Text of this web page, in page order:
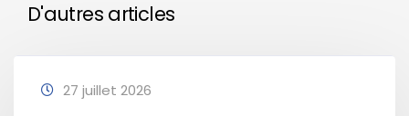
D'autres articles
27 juillet 2026